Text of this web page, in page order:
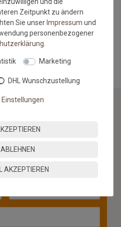
Artikel wird ausschliesslich frei
VERANTWORTLICHEN »
Sie von aktuellen Angeboten
Zeitpunkt zu ändern
Sie unser Impressum und
personenbezogener
Marketing
DHL Wunschzustellung
AKZEPTIEREN